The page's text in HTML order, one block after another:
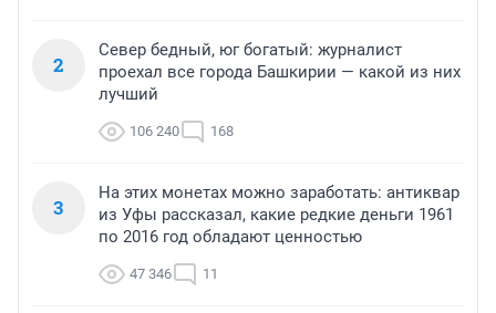
2
Север бедный, юг богатый: журналист
проехал все города Башкирии — какой из них
лучший
106 240 168
3
На этих монетах можно заработать: антиквар
из Уфы рассказал, какие редкие деньги 1961
по 2016 год обладают ценностью
47 346 11